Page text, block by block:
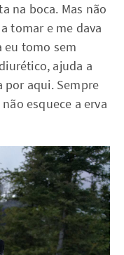
na boca. Mas não
tomar e me dava
eu tomo sem
ajuda a
por aqui. Sempre
esquece a erva